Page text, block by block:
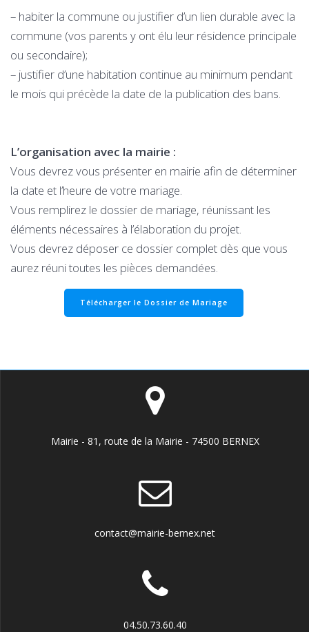
– habiter la commune ou justifier d’un lien durable avec la
commune (vos parents y ont élu leur résidence principale
ou secondaire);
– justifier d’une habitation continue au minimum pendant
le mois qui précède la date de la publication des bans.
L’organisation avec la mairie :
Vous devrez vous présenter en mairie afin de déterminer
la date et l’heure de votre mariage.
Vous remplirez le dossier de mariage, réunissant les
éléments nécessaires à l’élaboration du projet.
Vous devrez déposer ce dossier complet dès que vous
aurez réuni toutes les pièces demandées.
Télécharger le Dossier de Mariage
Mairie - 81, route de la Mairie - 74500 BERNEX
contact@mairie-bernex.net
04.50.73.60.40